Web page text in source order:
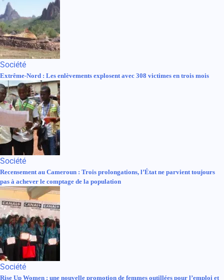
Société
Extrême-Nord : Les enlèvements explosent avec 308 victimes en trois mois
Société
Recensement au Cameroun : Trois prolongations, l’État ne parvient toujours
pas à achever le comptage de la population
Société
Rise Up Women : une nouvelle promotion de femmes outillées pour l’emploi et